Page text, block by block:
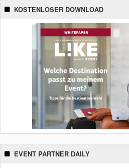
KOSTENLOSER DOWNLOAD
EVENT PARTNER DAILY